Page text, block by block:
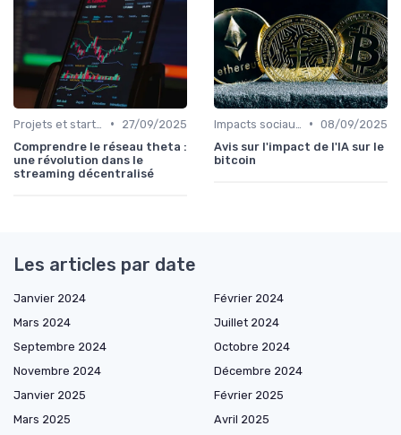
•
27/09/2025
Comprendre le réseau theta :
une révolution dans le
streaming décentralisé
• 08/09/2025
Avis sur l'impact de l'IA sur le
bitcoin
Les articles par date
Janvier 2024
Février 2024
Mars 2024
Juillet 2024
Septembre 2024
Octobre 2024
Novembre 2024
Décembre 2024
Janvier 2025
Février 2025
Mars 2025
Avril 2025